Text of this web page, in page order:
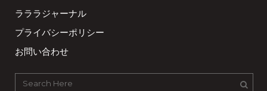
ラララジャーナル
プライバシーポリシー
お問い合わせ